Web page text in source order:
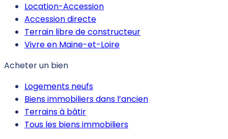
Location-Accession
Accession directe
Terrain libre de constructeur
Vivre en Maine-et-Loire
Acheter un bien
Logements neufs
Biens immobiliers dans l’ancien
Terrains à bâtir
Tous les biens immobiliers